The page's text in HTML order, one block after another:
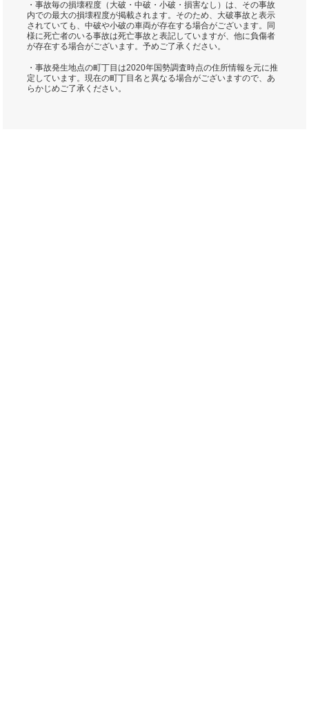
・事故毎の損壊程度（大破・中破・小破・損害なし）は、その事故
内での最大の損壊程度が掲載されます。そのため、大破事故と表示
されていても、中破や小破の車両が存在する場合がございます。同
様に死亡者のいる事故は死亡事故と表記していますが、他に負傷者
が存在する場合がございます。予めご了承ください。
・事故発生地点の町丁目は2020年国勢調査時点の住所情報を元に推
定しています。現在の町丁目名と異なる場合がございますので、あ
らかじめご了承ください。